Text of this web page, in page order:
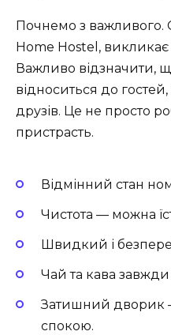
Почнемо з важливого.
Home Hostel,
Важливо відзначити,
відноситься до
друзів. Це не просто
пристрасть.
Відмінний стан
Чистота — можна
Швидкий і
Чай та кава завжди
Затишний дворик
спокою.